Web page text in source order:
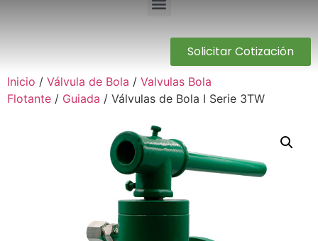
Solicitar Cotización
Inicio / Válvula de Bola / Valvulas Bola
Flotante / Guiada / Válvulas de Bola I Serie 3TW